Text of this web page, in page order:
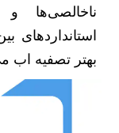
ناخالصی‌ها
استانداردهای
بهتر تصفیه اب